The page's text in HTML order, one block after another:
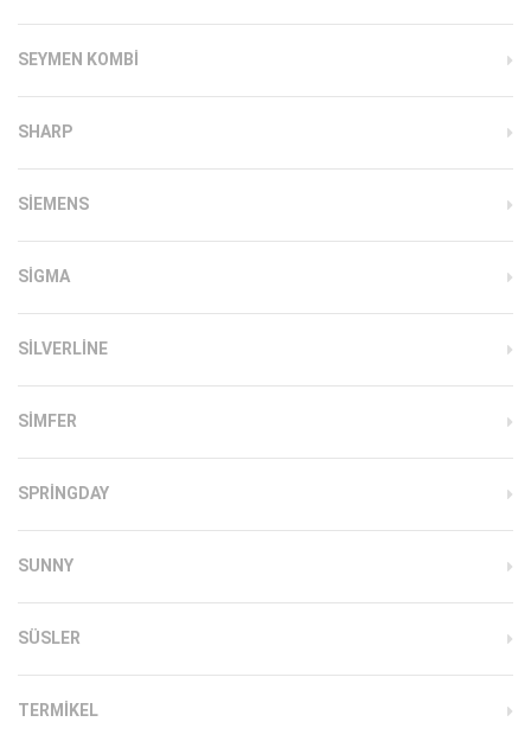
SEYMEN KOMBI
SHARP
SIEMENS
SIGMA
SILVERLINE
SIMFER
SPRINGDAY
SUNNY
SÜSLER
TERMIKEL